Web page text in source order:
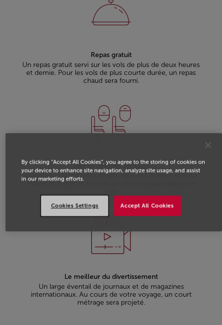
Repas gratuit
Un repas gratuit servi sur les vols de plus de deux heures
et demie. Pour les vols de plus courte durée, un repas
chaud sera fourni.
Des sièges confortables
Découvrez le nouveau design de notre flotte Royal Air
Maroc et testez le confort de ses nouveaux sièges en
Le meilleur du divertissement
Un large éventail de journaux et de magazines
internationaux. Au cours de votre voyage, un court
métrage sera projeté.
By clicking “Accept All Cookies”, you agree to the storing of cookies on
your device to enhance site navigation, analyze site usage, and assist
in our marketing efforts.
Accept All Cookies
Cookies Settings